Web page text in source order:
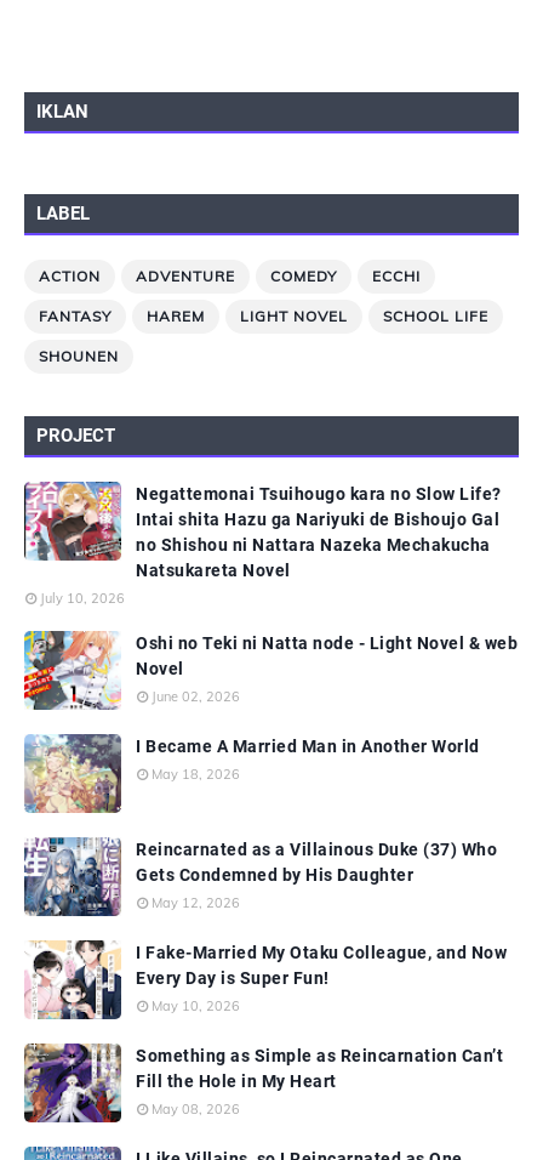
IKLAN
LABEL
ACTION ADVENTURE COMEDY ECCHI
FANTASY HAREM LIGHT NOVEL SCHOOL LIFE
SHOUNEN
PROJECT
Negattemonai Tsuihougo kara no Slow Life?
Intai shita Hazu ga Nariyuki de Bishoujo Gal
no Shishou ni Nattara Nazeka Mechakucha
Natsukareta Novel
July 10, 2026
Oshi no Teki ni Natta node - Light Novel & web
Novel
June 02, 2026
I Became A Married Man in Another World
May 18, 2026
Reincarnated as a Villainous Duke (37) Who
Gets Condemned by His Daughter
May 12, 2026
I Fake-Married My Otaku Colleague, and Now
Every Day is Super Fun!
May 10, 2026
Something as Simple as Reincarnation Can’t
Fill the Hole in My Heart
May 08, 2026